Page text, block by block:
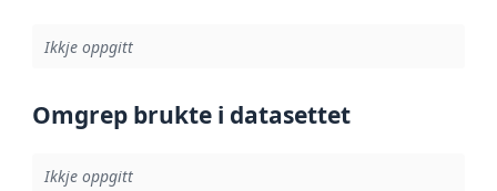
Ikkje oppgitt
Omgrep brukte i datasettet
Ikkje oppgitt